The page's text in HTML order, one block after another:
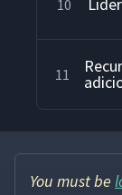
10
11
You must be